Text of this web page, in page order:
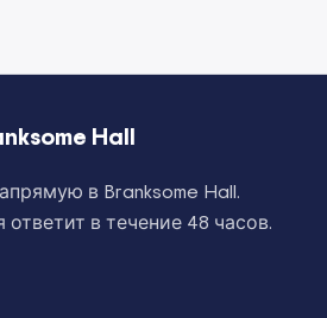
Hall
в Branksome Hall.
в течение 48 часов.